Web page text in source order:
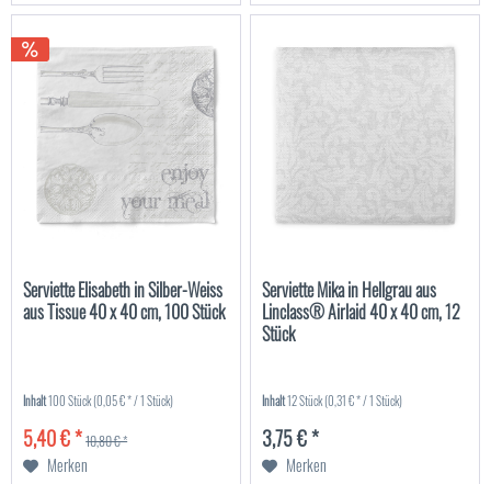
Serviette Elisabeth in Silber-Weiss
aus Tissue 40 x 40 cm, 100 Stück
Inhalt100 Stück(0,05 € * / 1 Stück)
5,40 € *10,80 € *
Merken
Serviette Mika in Hellgrau aus
Linclass® Airlaid 40 x 40 cm, 12
Stück
Inhalt12 Stück(0,31 € * / 1 Stück)
3,75 € *
Merken